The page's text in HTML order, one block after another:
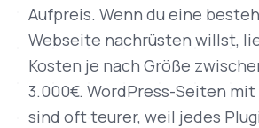
Aufpreis. Wenn du eine
Webseite nachrüsten willst,
Kosten je nach Größe
3.000€. WordPress-Seiten
sind oft teurer, weil jedes